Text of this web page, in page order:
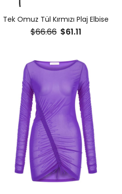
Tek Omuz Tül Kırmızı Plaj Elbise
$61.11
$66.66